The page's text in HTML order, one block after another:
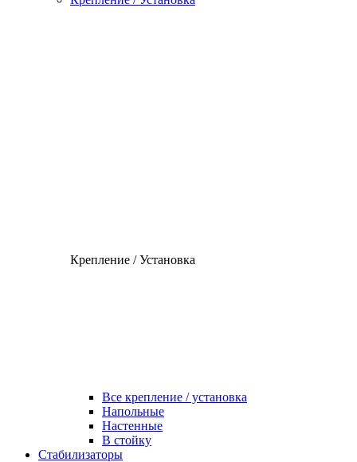
Крепление / Установка
Все крепление / установка
Напольные
Настенные
В стойку
Стабилизаторы